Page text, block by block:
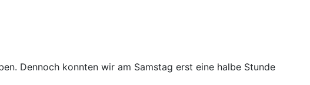
Dennoch konnten wir am Samstag erst eine halbe Stunde